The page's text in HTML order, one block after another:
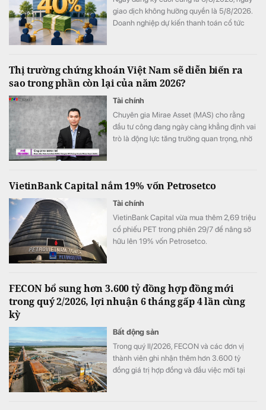
giao dịch không hưởng quyền là 5/8/2026.
Doanh nghiệp dự kiến thanh toán cổ tức
Thị trường chứng khoán Việt Nam sẽ diễn biến ra
sao trong phần còn lại của năm 2026?
Tài chính
Chuyên gia Mirae Asset (MAS) cho rằng
đầu tư công đang ngày càng khẳng định vai
trò là động lực tăng trưởng quan trọng, nhờ
VietinBank Capital nắm 19% vốn Petrosetco
Tài chính
VietinBank Capital vừa mua thêm 2,69 triệu
cổ phiếu PET trong phiên 29/7 để nâng sở
hữu lên 19% vốn Petrosetco.
FECON bổ sung hơn 3.600 tỷ đồng hợp đồng mới
trong quý 2/2026, lợi nhuận 6 tháng gấp 4 lần cùng
kỳ
Bất động sản
Trong quý II/2026, FECON và các đơn vị
thành viên ghi nhận thêm hơn 3.600 tỷ
đồng giá trị hợp đồng và đầu việc mới tại